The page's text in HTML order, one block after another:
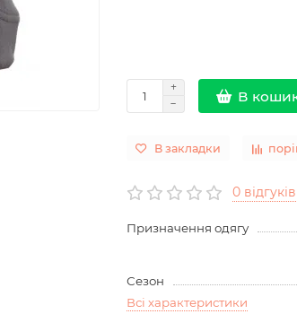
В
В закладки
0 відгуків
Призначення одягу
Сезон
Всі характеристики